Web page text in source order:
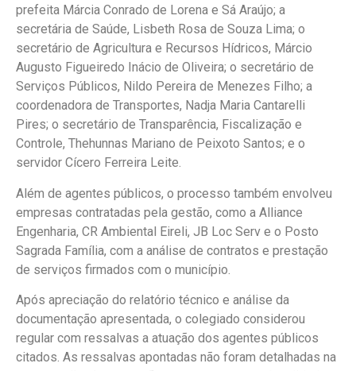
prefeita Márcia Conrado de Lorena e Sá Araújo; a
secretária de Saúde, Lisbeth Rosa de Souza Lima; o
secretário de Agricultura e Recursos Hídricos, Márcio
Augusto Figueiredo Inácio de Oliveira; o secretário de
Serviços Públicos, Nildo Pereira de Menezes Filho; a
coordenadora de Transportes, Nadja Maria Cantarelli
Pires; o secretário de Transparência, Fiscalização e
Controle, Thehunnas Mariano de Peixoto Santos; e o
servidor Cícero Ferreira Leite.
Além de agentes públicos, o processo também envolveu
empresas contratadas pela gestão, como a Alliance
Engenharia, CR Ambiental Eireli, JB Loc Serv e o Posto
Sagrada Família, com a análise de contratos e prestação
de serviços firmados com o município.
Após apreciação do relatório técnico e análise da
documentação apresentada, o colegiado considerou
regular com ressalvas a atuação dos agentes públicos
citados. As ressalvas apontadas não foram detalhadas na